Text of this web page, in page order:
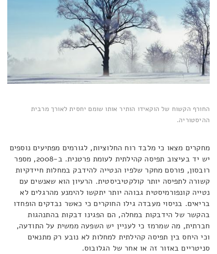
החורף הקשוח של הוקאידו הותיר אותו שומם יחסית לאורך מרבית
ההיסטוריה.
מחקרים מצאו כי מלבד רוח החלוציות, לגורמים מפתיעים נוספים
יש יד בעיצוב תפיסה קהילתית לעומת פרטנית. ב-2008, מספר
רובסון, פורסם מחקר שלפיו הנטייה להידבק במחלות חיידקיות
קשורה לתפיסה יותר קולקטיביסטית. הרעיון הוא שאנשים עם
נטייה קונפורמיסטית גבוהה יותר יתקשו להימנע מהרגלים לא
בריאים. בניסוי מעבדה גילו החוקרים כי כאשר נבדקים הופחדו
בהקשר של הידבקות במחלה, הם הפגינו דבקות בהתנהגות
חברתית, מה שמרמז כי לעניין יש השפעה ממשית על התודעה,
וכי היחס בין תפיסה קהילתית למחלות לא נובע רק מתנאים
סניטריים באזור זה או אחר של הגלובוס.